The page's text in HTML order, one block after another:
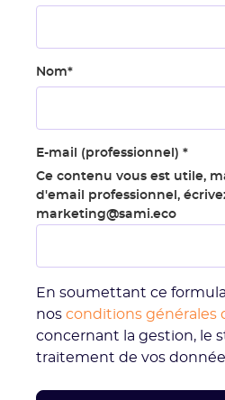
Nom*
E-mail (professionnel) *
Ce contenu vous est utile,
d'email professionnel,
marketing@sami.eco
En soumettant ce
nos conditions générales
concernant la gestion, le
traitement de vos